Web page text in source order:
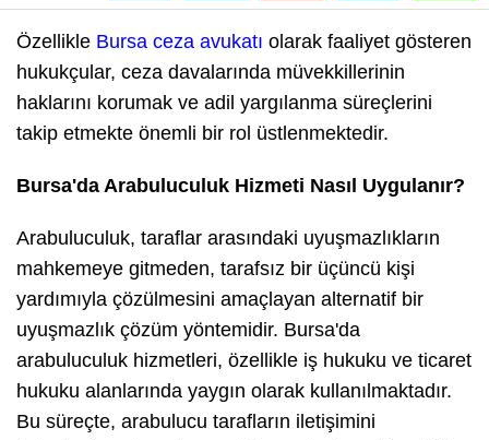
Özellikle Bursa ceza avukatı olarak faaliyet gösteren
hukukçular, ceza davalarında müvekkillerinin
haklarını korumak ve adil yargılanma süreçlerini
takip etmekte önemli bir rol üstlenmektedir.
Bursa'da Arabuluculuk Hizmeti Nasıl Uygulanır?
Arabuluculuk, taraflar arasındaki uyuşmazlıkların
mahkemeye gitmeden, tarafsız bir üçüncü kişi
yardımıyla çözülmesini amaçlayan alternatif bir
uyuşmazlık çözüm yöntemidir. Bursa'da
arabuluculuk hizmetleri, özellikle iş hukuku ve ticaret
hukuku alanlarında yaygın olarak kullanılmaktadır.
Bu süreçte, arabulucu tarafların iletişimini